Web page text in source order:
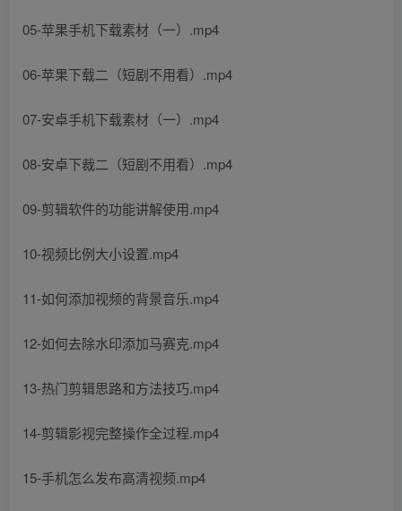
05-苹果手机下载素材（一）.mp4
06-苹果下载二（短剧不用看）.mp4
07-安卓手机下载素材（一）.mp4
08-安卓下裁二（短剧不用看）.mp4
09-剪辑软件的功能讲解使用.mp4
10-视频比例大小设置.mp4
11-如何添加视频的背景音乐.mp4
12-如何去除水印添加马赛克.mp4
13-热门剪辑思路和方法技巧.mp4
14-剪辑影视完整操作全过程.mp4
15-手机怎么发布高清视频.mp4